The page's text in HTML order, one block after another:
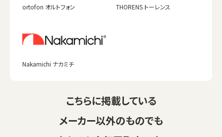
ortofon オルトフォン THORENS トーレンス
Nakamichi ナカミチ
こちらに掲載している
メーカー以外のものでも